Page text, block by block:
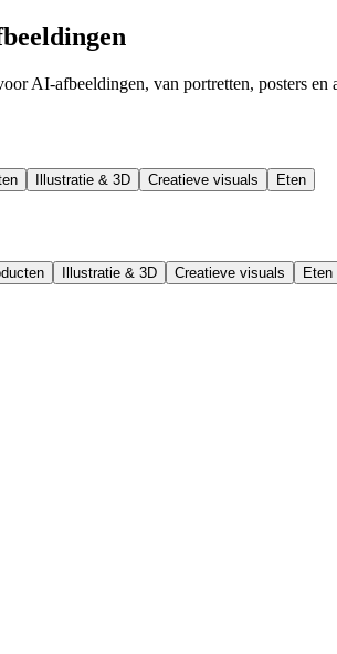
AI-afbeeldingen, van portretten, posters
Illustratie & 3D Creatieve visuals Eten
Illustratie & 3D Creatieve visuals Eten